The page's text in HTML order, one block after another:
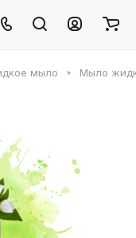
мыло Мыло